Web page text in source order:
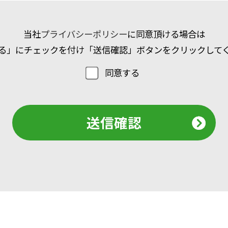
当社プライバシーポリシーに同意頂ける場合は
」にチェックを付け「送信確認」ボタンをクリックして
同意する